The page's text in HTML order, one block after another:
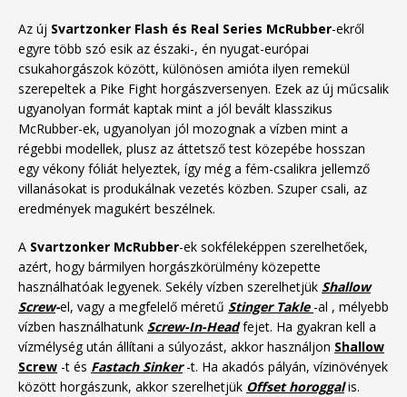
Az új Svartzonker Flash és Real Series McRubber-ekről
egyre több szó esik az északi-, én nyugat-európai
csukahorgászok között, különösen amióta ilyen remekül
szerepeltek a Pike Fight horgászversenyen. Ezek az új műcsalik
ugyanolyan formát kaptak mint a jól bevált klasszikus
McRubber-ek, ugyanolyan jól mozognak a vízben mint a
régebbi modellek, plusz az áttetsző test közepébe hosszan
egy vékony fóliát helyeztek, így még a fém-csalikra jellemző
villanásokat is produkálnak vezetés közben. Szuper csali, az
eredmények magukért beszélnek.
A Svartzonker McRubber-ek sokféleképpen szerelhetőek,
azért, hogy bármilyen horgászkörülmény közepette
használhatóak legyenek. Sekély vízben szerelhetjük Shallow
Screw-el, vagy a megfelelő méretű Stinger Takle -al , mélyebb
vízben használhatunk Screw-In-Headfejet. Ha gyakran kell a
vízmélység után állítani a súlyozást, akkor használjon Shallow
Screw -t és Fastach Sinker-t. Ha akadós pályán, vízinövények
között horgászunk, akkor szerelhetjük Offset horoggalis.